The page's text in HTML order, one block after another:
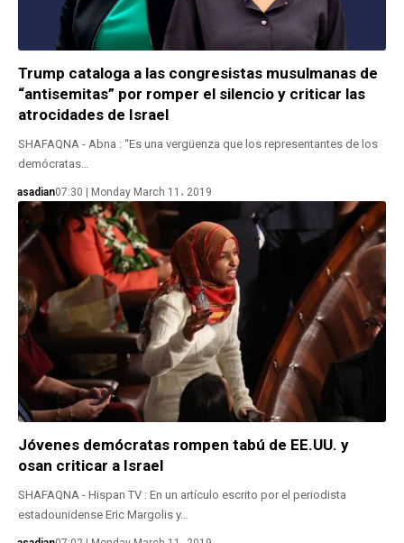
Trump cataloga a las congresistas musulmanas de
“antisemitas” por romper el silencio y criticar las
atrocidades de Israel
SHAFAQNA - Abna : “Es una vergüenza que los representantes de los
demócratas…
asadian07:30 | Monday March 11، 2019
Jóvenes demócratas rompen tabú de EE.UU. y
osan criticar a Israel
SHAFAQNA - Hispan TV : En un artículo escrito por el periodista
estadounidense Eric Margolis y…